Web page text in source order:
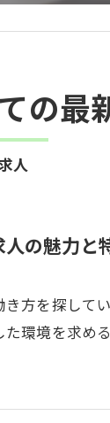
の最
人
の魅力と
方を探して
環境を求め